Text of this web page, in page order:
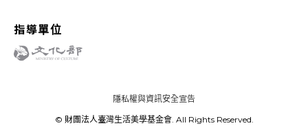
指導單位
隱私權與資訊安全宣告
© 財團法人臺灣生活美學基金會. All Rights Reserved.